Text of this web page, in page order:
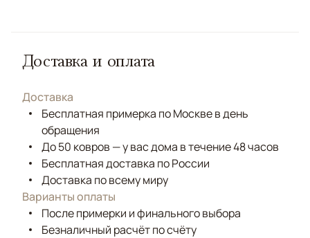
Доставка и оплата
Доставка
Бесплатная примерка по Москве в день
обращения
До 50 ковров — у вас дома в течение 48 часов
Бесплатная доставка по России
Доставка по всему миру
Варианты оплаты
После примерки и финального выбора
Безналичный расчёт по счёту